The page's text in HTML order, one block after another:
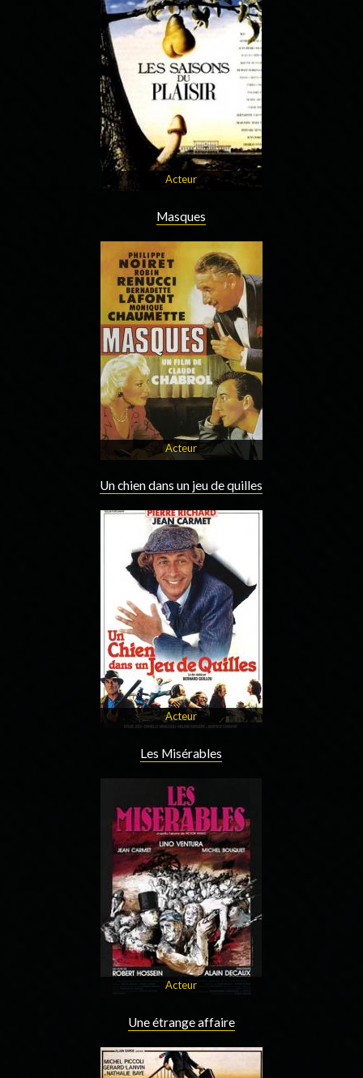
Acteur
Masques
Acteur
Un chien dans un jeu de quilles
Acteur
Les Misérables
Acteur
Une étrange affaire